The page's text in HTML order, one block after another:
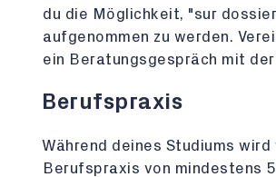
du die Möglichkeit, "sur
aufgenommen zu werden.
ein Beratungsgespräch mit
Berufspraxis
Während deines Studiums wird
Berufspraxis von mindestens